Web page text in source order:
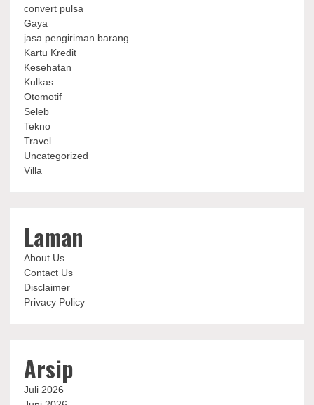
convert pulsa
Gaya
jasa pengiriman barang
Kartu Kredit
Kesehatan
Kulkas
Otomotif
Seleb
Tekno
Travel
Uncategorized
Villa
Laman
About Us
Contact Us
Disclaimer
Privacy Policy
Arsip
Juli 2026